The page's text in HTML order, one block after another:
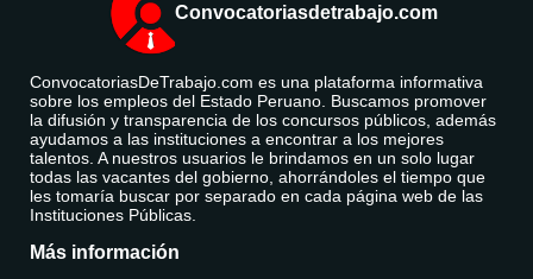
Convocatoriasdetrabajo.com
ConvocatoriasDeTrabajo.com es una plataforma informativa
sobre los empleos del Estado Peruano. Buscamos promover
la difusión y transparencia de los concursos públicos, además
ayudamos a las instituciones a encontrar a los mejores
talentos. A nuestros usuarios le brindamos en un solo lugar
todas las vacantes del gobierno, ahorrándoles el tiempo que
les tomaría buscar por separado en cada página web de las
Instituciones Públicas.
Más información